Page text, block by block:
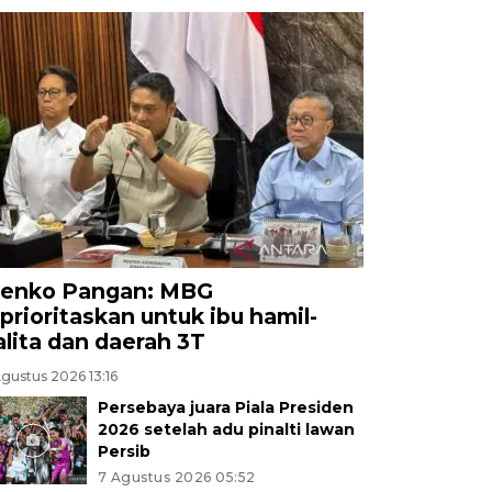
Pangan: MBG
untuk ibu hamil-
dan daerah 3T
2026 13:16
Persebaya juara Piala Presiden
2026 setelah adu pinalti lawan
Persib
7 Agustus 2026 05:52